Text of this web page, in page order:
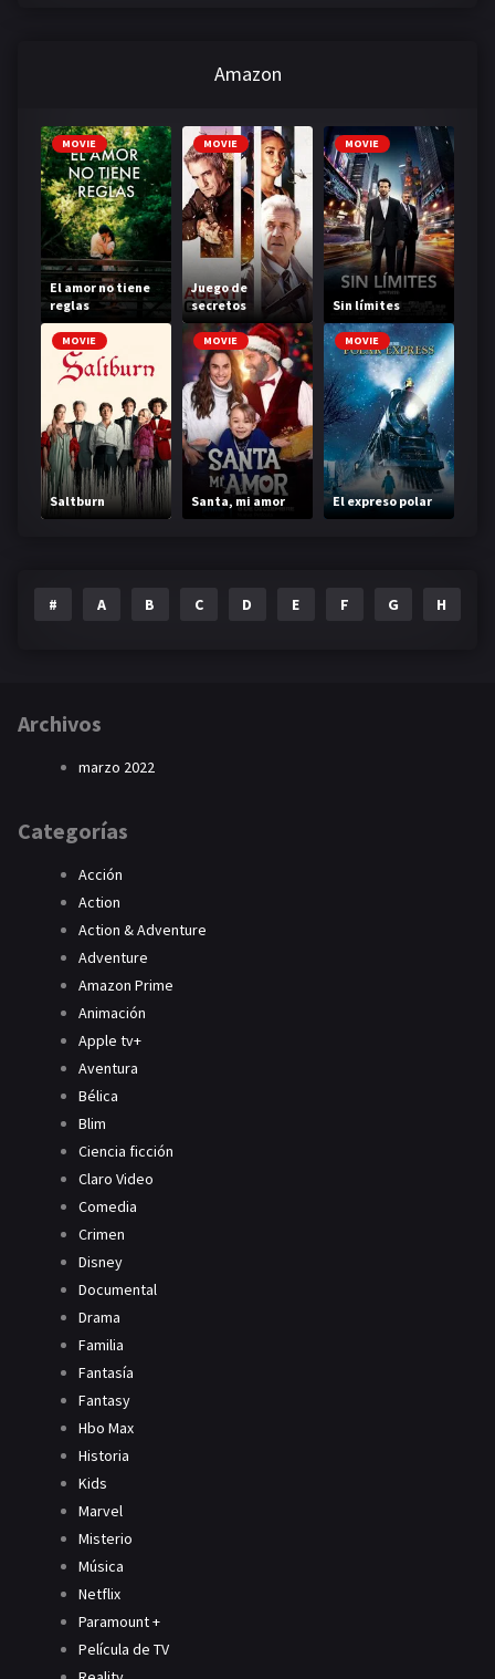
Amazon
MOVIE
El amor no tiene
reglas
MOVIE
Juego de
secretos
MOVIE
Sin límites
MOVIE
Saltburn
MOVIE
Santa, mi amor
MOVIE
El expreso polar
# A B C D E F G H
Archivos
marzo 2022
Categorías
Acción
Action
Action & Adventure
Adventure
Amazon Prime
Animación
Apple tv+
Aventura
Bélica
Blim
Ciencia ficción
Claro Video
Comedia
Crimen
Disney
Documental
Drama
Familia
Fantasía
Fantasy
Hbo Max
Historia
Kids
Marvel
Misterio
Música
Netflix
Paramount +
Película de TV